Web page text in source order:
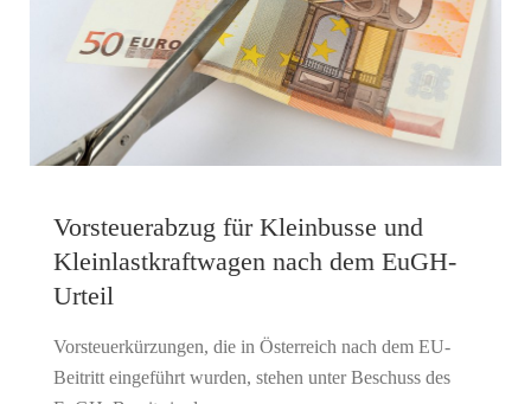
Vorsteuerabzug für Kleinbusse und
Kleinlastkraftwagen nach dem EuGH-
Urteil
Vorsteuerkürzungen, die in Österreich nach dem EU-
Beitritt eingeführt wurden, stehen unter Beschuss des